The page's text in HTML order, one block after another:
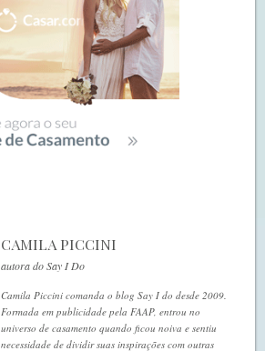
CAMILA PICCINI
autora do Say I Do
Camila Piccini comanda o blog Say I do desde 2009.
Formada em publicidade pela FAAP, entrou no
universo de casamento quando ficou noiva e sentiu
necessidade de dividir suas inspirações com outras